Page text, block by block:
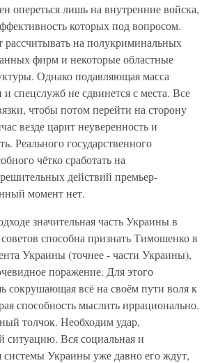
опереться лишь на внутренние войска,
которых под вопросом.
на полукриминальных
фирм и некоторые областные
Однако подавляющая масса
спецслужб не сдвинется с места. Все
чтобы потом перейти на сторону
везде царит неуверенность и
Реального государственного
чётко сработать на
действий премьер-
момент нет.
значительная часть Украины в
способна признать Тимошенко в
Украины (точнее - части Украины),
поражение. Для этого
сокрушающая всё на своём пути воля к
способность мыслить иррационально.
толчок. Необходим удар,
Вся социальная и
системы Украины уже давно его ждут,